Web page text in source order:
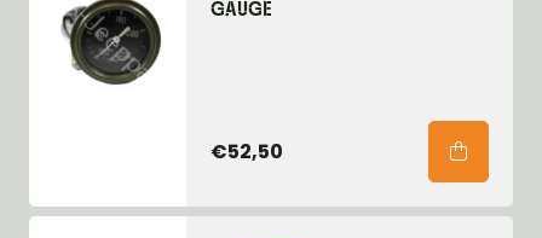
GAUGE
€52,50